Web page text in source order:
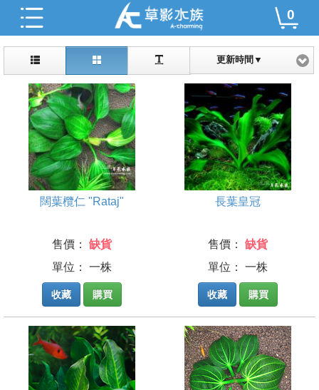
0
更新時間▼
闊葉欖仁 "Rataj"
售價：
缺貨
單位： 一株
收藏 購買
長葉皇冠
售價：
缺貨
單位： 一株
收藏 購買